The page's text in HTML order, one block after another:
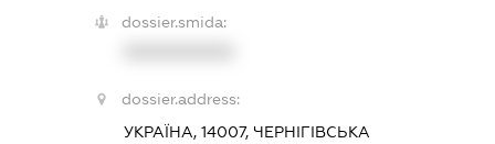
dossier.smida:
dossier.address:
УКРАЇНА, 14007, ЧЕРНІГІВСЬКА